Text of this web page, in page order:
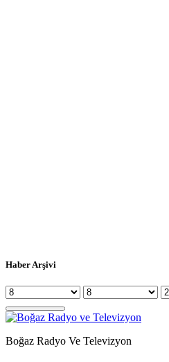
Haber Arşivi
Boğaz Radyo Ve Televizyon